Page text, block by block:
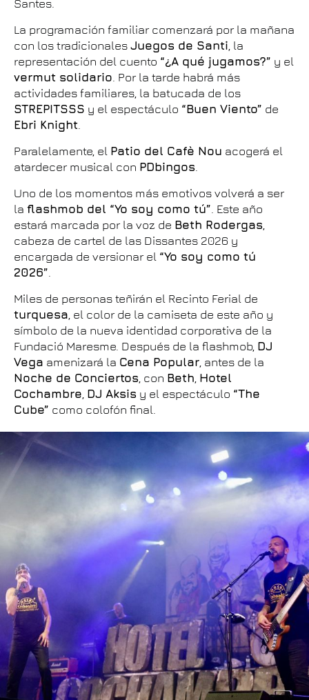
Santes.
La programación familiar comenzará por la mañana
con los tradicionales Juegos de Santi, la
representación del cuento “¿A qué jugamos?” y el
vermut solidario. Por la tarde habrá más
actividades familiares, la batucada de los
STREPITSSS y el espectáculo “Buen Viento” de
Ebri Knight.
Paralelamente, el Patio del Cafè Nou acogerá el
atardecer musical con PDbingos.
Uno de los momentos más emotivos volverá a ser
la flashmob del “Yo soy como tú”. Este año
estará marcada por la voz de Beth Rodergas,
cabeza de cartel de las Dissantes 2026 y
encargada de versionar el “Yo soy como tú
2026”.
Miles de personas teñirán el Recinto Ferial de
turquesa, el color de la camiseta de este año y
símbolo de la nueva identidad corporativa de la
Fundació Maresme. Después de la flashmob, DJ
Vega amenizará la Cena Popular, antes de la
Noche de Conciertos, con Beth, Hotel
Cochambre, DJ Aksis y el espectáculo “The
Cube” como colofón final.